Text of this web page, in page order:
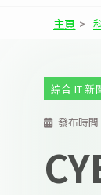
主頁 >
發布時間
綜合 IT 新